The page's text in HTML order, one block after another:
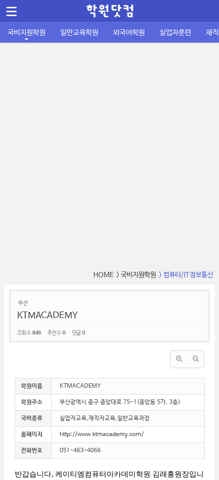
국비지원학원 일반교육학원 외국어학원 실업자훈련 재
HOME > 국비지원학원 > 컴퓨터/IT정보통신
부산
KTMACADEMY
조회 수846 추천 수0 댓글0
학원이름 KTMACADEMY
학원주소 부산광역시 중구 중앙대로 75-1(중앙동 5가, 3층)
국비종류 실업자교육,재직자교육,일반교육과정
홈페이지 http://www.ktmacademy.com/
전화번호 051-463-4066
반갑습니다, 케이티엠컴퓨터아카데미학원 김래홍원장입니
Sketchbook5, 스케치북5